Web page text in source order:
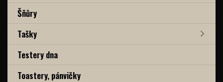
Šňůry
Tašky
Testery dna
Toastery, pánvičky